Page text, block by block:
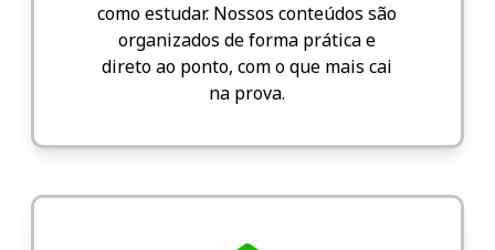
como estudar. Nossos conteúdos são
organizados de forma prática e
direto ao ponto, com o que mais cai
na prova.